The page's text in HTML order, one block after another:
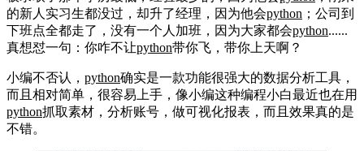
的新人实习生都没过，却升了经理，因为他会python ；公司到
下班点全都走了，没有一个人加班，因为大家都会python......
真想怼一句：你咋不让python带你飞，带你上天啊？
小编不否认， python确实是一款功能很强大的数据分析工具，
而且相对简单，很容易上手，像小编这种编程小白最近也在用
python抓取素材，分析账号，做可视化报表，而且效果真的是
不错。